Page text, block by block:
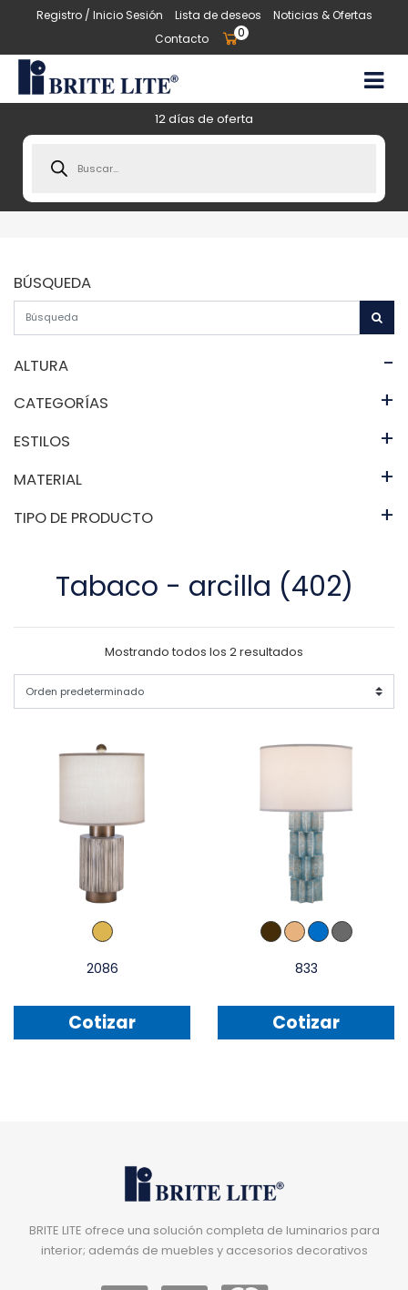
Registro / Inicio Sesión Lista de deseos
Noticias & Ofertas
Contacto
0
12 días de oferta
search
BÚSQUEDA
ALTURA -
CATEGORÍAS +
ESTILOS +
MATERIAL +
TIPO DE PRODUCTO +
Tabaco - arcilla (402)
Mostrando todos los 2 resultados
2086
Cotizar
833
Cotizar
BRITE LITE ofrece una solución completa de luminarios para
interior; además de muebles y accesorios decorativos